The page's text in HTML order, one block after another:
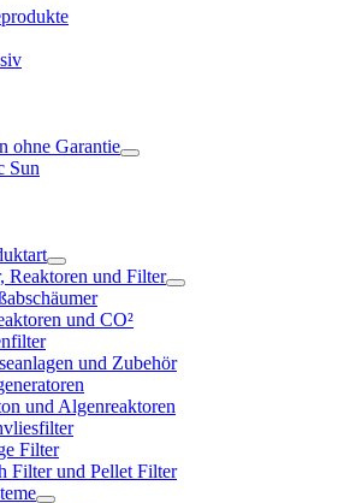
ohne Garantie
Sun
Reaktoren und Filter
und CO²
und Zubehör
und Algenreaktoren
Filter
Filter und Pellet Filter